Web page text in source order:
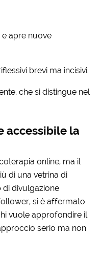
apre nuove
brevi ma incisivi.
che si distingue nel
accessibile la
online, ma il
di una vetrina di
di divulgazione
si è affermato
vuole approfondire il
serio ma non